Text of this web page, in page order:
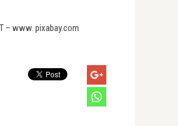
– www. pixabay.com